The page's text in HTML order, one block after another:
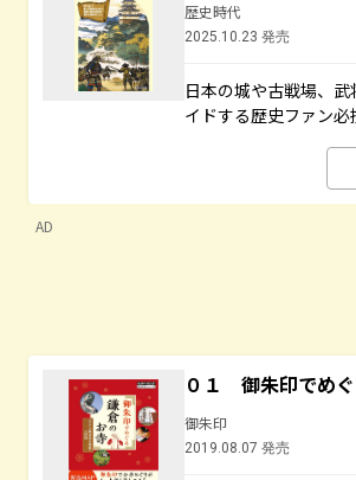
歴史時代
2025.10.23 発売
日本の城や古戦場、
イドする歴史ファン必
AD
０１ 御朱印でめ
御朱印
2019.08.07 発売